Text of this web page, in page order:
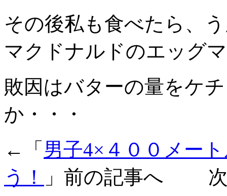
その後私も食べたら、
マクドナルドのエッグ
敗因はバターの量をケ
か・・・
←「 男子4×４００メー
う！
」前の記事へ 次